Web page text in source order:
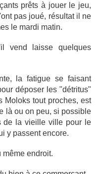
prêts à jouer le jeu,
pas joué, résultat il ne
le mardi matin.
vend laisse quelques
la fatigue se faisant
déposer les "détritus"
Moloks tout proches, est
là ou on peu, si possible
de la vieille ville pour le
y passent encore.
même endroit.